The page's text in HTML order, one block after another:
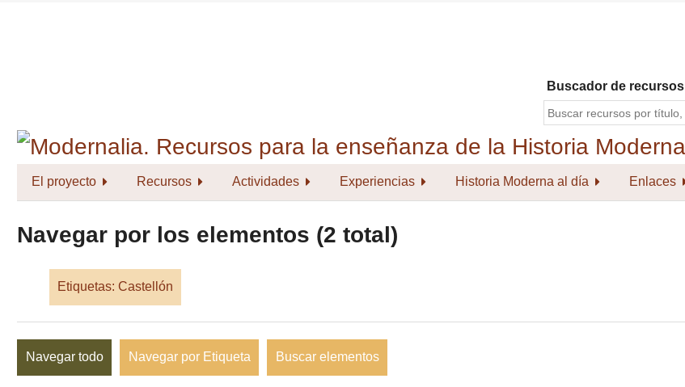
Buscador de recursos
El proyecto Recursos Actividades Experiencias Historia Moderna al día Enlaces
Navegar por los elementos (2 total)
Etiquetas: Castellón
Navegar todo Navegar por Etiqueta Buscar elementos